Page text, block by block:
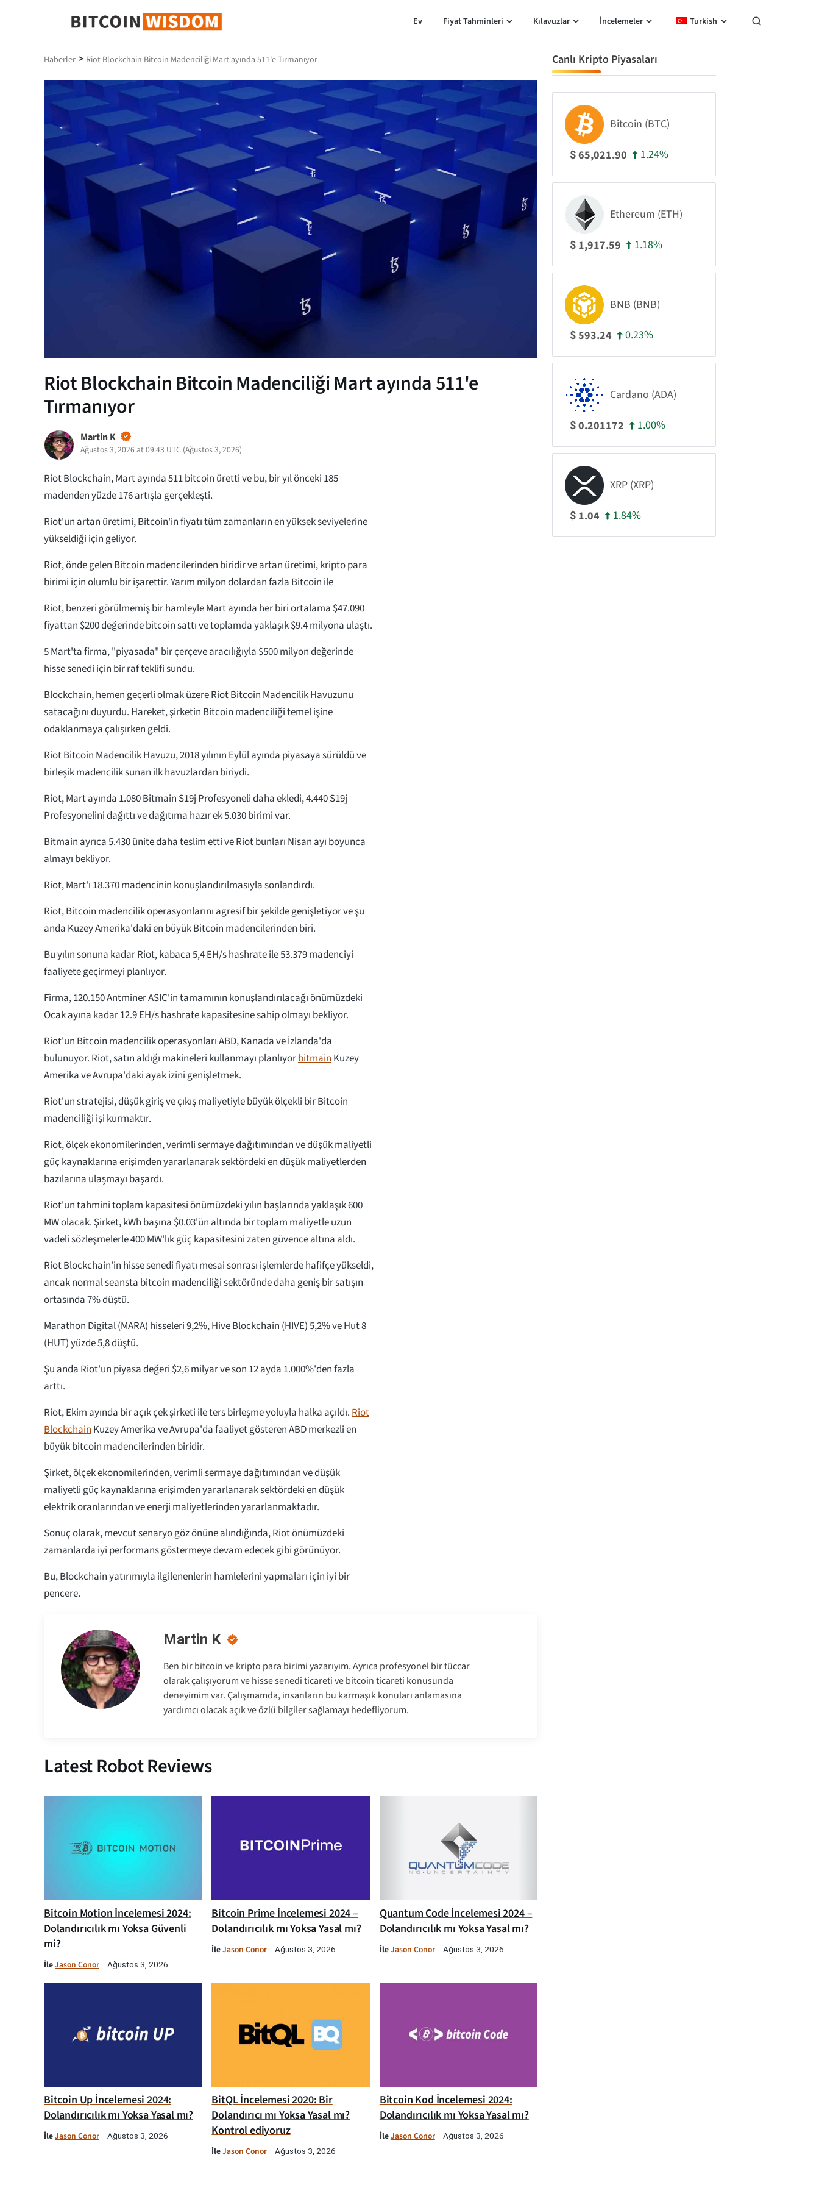
Bitcoin Bilgeliği
Ev Fiyat Tahminleri Kılavuzlar İncelemeler Turkish
Haberler > Riot Blockchain Bitcoin Madenciliği Mart ayında 511'e Tırmanıyor
Riot Blockchain Bitcoin Madenciliği Mart ayında 511'e
Tırmanıyor
Martin K
Ağustos 3, 2026 at 09:43 UTC (Ağustos 3, 2026)
Riot Blockchain, Mart ayında 511 bitcoin üretti ve bu, bir yıl önceki 185
madenden yüzde 176 artışla gerçekleşti.
Riot'un artan üretimi, Bitcoin'in fiyatı tüm zamanların en yüksek seviyelerine
yükseldiği için geliyor.
Riot, önde gelen Bitcoin madencilerinden biridir ve artan üretimi, kripto para
birimi için olumlu bir işarettir. Yarım milyon dolardan fazla Bitcoin ile
Riot, benzeri görülmemiş bir hamleyle Mart ayında her biri ortalama $47.090
fiyattan $200 değerinde bitcoin sattı ve toplamda yaklaşık $9.4 milyona ulaştı.
5 Mart'ta firma, "piyasada" bir çerçeve aracılığıyla $500 milyon değerinde
hisse senedi için bir raf teklifi sundu.
Blockchain, hemen geçerli olmak üzere Riot Bitcoin Madencilik Havuzunu
satacağını duyurdu. Hareket, şirketin Bitcoin madenciliği temel işine
odaklanmaya çalışırken geldi.
Riot Bitcoin Madencilik Havuzu, 2018 yılının Eylül ayında piyasaya sürüldü ve
birleşik madencilik sunan ilk havuzlardan biriydi.
Riot, Mart ayında 1.080 Bitmain S19j Profesyoneli daha ekledi, 4.440 S19j
Profesyonelini dağıttı ve dağıtıma hazır ek 5.030 birimi var.
Bitmain ayrıca 5.430 ünite daha teslim etti ve Riot bunları Nisan ayı boyunca
almayı bekliyor.
Riot, Mart'ı 18.370 madencinin konuşlandırılmasıyla sonlandırdı.
Riot, Bitcoin madencilik operasyonlarını agresif bir şekilde genişletiyor ve şu
anda Kuzey Amerika'daki en büyük Bitcoin madencilerinden biri.
Bu yılın sonuna kadar Riot, kabaca 5,4 EH/s hashrate ile 53.379 madenciyi
faaliyete geçirmeyi planlıyor.
Firma, 120.150 Antminer ASIC'in tamamının konuşlandırılacağı önümüzdeki
Ocak ayına kadar 12.9 EH/s hashrate kapasitesine sahip olmayı bekliyor.
Riot'un Bitcoin madencilik operasyonları ABD, Kanada ve İzlanda'da
bulunuyor. Riot, satın aldığı makineleri kullanmayı planlıyorbitmain Kuzey
Amerika ve Avrupa'daki ayak izini genişletmek.
Riot'un stratejisi, düşük giriş ve çıkış maliyetiyle büyük ölçekli bir Bitcoin
madenciliği işi kurmaktır.
Riot, ölçek ekonomilerinden, verimli sermaye dağıtımından ve düşük maliyetli
güç kaynaklarına erişimden yararlanarak sektördeki en düşük maliyetlerden
bazılarına ulaşmayı başardı.
Riot'un tahmini toplam kapasitesi önümüzdeki yılın başlarında yaklaşık 600
MW olacak. Şirket, kWh başına $0.03'ün altında bir toplam maliyetle uzun
vadeli sözleşmelerle 400 MW'lık güç kapasitesini zaten güvence altına aldı.
Riot Blockchain'in hisse senedi fiyatı mesai sonrası işlemlerde hafifçe yükseldi,
ancak normal seansta bitcoin madenciliği sektöründe daha geniş bir satışın
ortasında 7% düştü.
Marathon Digital (MARA) hisseleri 9,2%, Hive Blockchain (HIVE) 5,2% ve Hut 8
(HUT) yüzde 5,8 düştü.
Şu anda Riot'un piyasa değeri $2,6 milyar ve son 12 ayda 1.000%'den fazla
arttı.
Riot, Ekim ayında bir açık çek şirketi ile ters birleşme yoluyla halka açıldı. Riot
Blockchain Kuzey Amerika ve Avrupa'da faaliyet gösteren ABD merkezli en
büyük bitcoin madencilerinden biridir.
Şirket, ölçek ekonomilerinden, verimli sermaye dağıtımından ve düşük
maliyetli güç kaynaklarına erişimden yararlanarak sektördeki en düşük
elektrik oranlarından ve enerji maliyetlerinden yararlanmaktadır.
Sonuç olarak, mevcut senaryo göz önüne alındığında, Riot önümüzdeki
zamanlarda iyi performans göstermeye devam edecek gibi görünüyor.
Bu, Blockchain yatırımıyla ilgilenenlerin hamlelerini yapmaları için iyi bir
pencere.
Martin K
Ben bir bitcoin ve kripto para birimi yazarıyım. Ayrıca profesyonel bir tüccar
olarak çalışıyorum ve hisse senedi ticareti ve bitcoin ticareti konusunda
deneyimim var. Çalışmamda, insanların bu karmaşık konuları anlamasına
yardımcı olacak açık ve özlü bilgiler sağlamayı hedefliyorum.
Latest Robot Reviews
Bitcoin Motion İncelemesi 2024:
Dolandırıcılık mı Yoksa Güvenli
mi?
İleJason Conor Ağustos 3, 2026
Bitcoin Prime İncelemesi 2024 –
Dolandırıcılık mı Yoksa Yasal mı?
İleJason Conor Ağustos 3, 2026
Quantum Code İncelemesi 2024 –
Dolandırıcılık mı Yoksa Yasal mı?
İleJason Conor Ağustos 3, 2026
Bitcoin Up İncelemesi 2024:
Dolandırıcılık mı Yoksa Yasal mı?
İleJason Conor Ağustos 3, 2026
BitQL İncelemesi 2020: Bir
Dolandırıcı mı Yoksa Yasal mı?
Kontrol ediyoruz
İleJason Conor Ağustos 3, 2026
Bitcoin Kod İncelemesi 2024:
Dolandırıcılık mı Yoksa Yasal mı?
İleJason Conor Ağustos 3, 2026
Canlı Kripto Piyasaları
Bitcoin (BTC)
$65,021.90 1.24%
Ethereum (ETH)
$ 1,917.59 1.18%
BNB (BNB)
$593.24 0.23%
Cardano (ADA)
$0.201172 1.00%
XRP (XRP)
$ 1.04 1.84%